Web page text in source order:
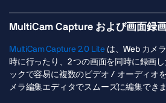
MultiCam Capture および画面録画
MultiCam Capture 2.0 Lite は、Web カメ
時に行ったり、2 つの画面を同時に録画
ックで容易に複数のビデオ / オーディオ
メラ編集エディタでスムーズに編集できま